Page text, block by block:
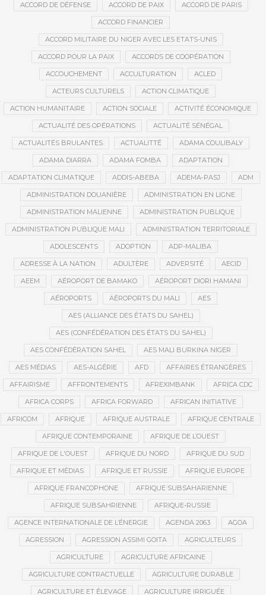
ACCORD DE DÉFENSE ACCORD DE PAIX ACCORD DE PARIS
ACCORD FINANCIER
ACCORD MILITAIRE DU NIGER AVEC LES ETATS-UNIS
ACCORD POUR LA PAIX ACCORDS DE COOPÉRATION
ACCOUCHEMENT ACCULTURATION ACLED
ACTEURS CULTURELS ACTION CLIMATIQUE
ACTION HUMANITAIRE ACTION SOCIALE ACTIVITÉ ÉCONOMIQUE
ACTUALITÉ DES OPÉRATIONS ACTUALITÉ SÉNÉGAL
ACTUALITÉS BRULANTES ACTUALITTÉ ADAMA COULIBALY
ADAMA DIARRA ADAMA FOMBA ADAPTATION
ADAPTATION CLIMATIQUE ADDIS-ABEBA ADEMA-PASJ ADM
ADMINISTRATION DOUANIÈRE ADMINISTRATION EN LIGNE
ADMINISTRATION MALIENNE ADMINISTRATION PUBLIQUE
ADMINISTRATION PUBLIQUE MALI ADMINISTRATION TERRITORIALE
ADOLESCENTS ADOPTION ADP-MALIBA
ADRESSE À LA NATION ADULTÈRE ADVERSITÉ AECID
AEEM AÉROPORT DE BAMAKO AÉROPORT DIORI HAMANI
AÉROPORTS AÉROPORTS DU MALI AES
AES (ALLIANCE DES ÉTATS DU SAHEL)
AES (CONFÉDÉRATION DES ÉTATS DU SAHEL)
AES CONFÉDÉRATION SAHEL AES MALI BURKINA NIGER
AES MÉDIAS AES-ALGÉRIE AFD AFFAIRES ÉTRANGÈRES
AFFAIRISME AFFRONTEMENTS AFREXIMBANK AFRICA CDC
AFRICA CORPS AFRICA FORWARD AFRICAN INITIATIVE
AFRICOM AFRIQUE AFRIQUE AUSTRALE AFRIQUE CENTRALE
AFRIQUE CONTEMPORAINE AFRIQUE DE L’OUEST
AFRIQUE DE L'OUEST AFRIQUE DU NORD AFRIQUE DU SUD
AFRIQUE ET MÉDIAS AFRIQUE ET RUSSIE AFRIQUE EUROPE
AFRIQUE FRANCOPHONE AFRIQUE SUBSAHARIENNE
AFRIQUE SUBSAHRIENNE AFRIQUE-RUSSIE
AGENCE INTERNATIONALE DE L’ÉNERGIE AGENDA 2063 AGOA
AGRESSION AGRESSION ASSIMI GOITA AGRICULTEURS
AGRICULTURE AGRICULTURE AFRICAINE
AGRICULTURE CONTRACTUELLE AGRICULTURE DURABLE
AGRICULTURE ET ÉLEVAGE AGRICULTURE IRRIGUÉE